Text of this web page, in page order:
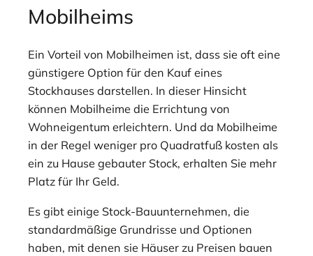
Mobilheims
Ein Vorteil von Mobilheimen ist, dass sie oft eine
günstigere Option für den Kauf eines
Stockhauses darstellen. In dieser Hinsicht
können Mobilheime die Errichtung von
Wohneigentum erleichtern. Und da Mobilheime
in der Regel weniger pro Quadratfuß kosten als
ein zu Hause gebauter Stock, erhalten Sie mehr
Platz für Ihr Geld.
Es gibt einige Stock-Bauunternehmen, die
standardmäßige Grundrisse und Optionen
haben, mit denen sie Häuser zu Preisen bauen